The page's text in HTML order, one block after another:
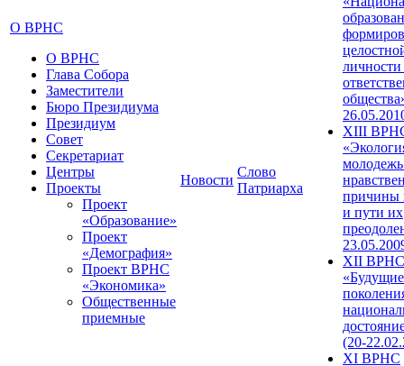
О ВРНС
О ВРНС
Глава Собора
Заместители
Бюро Президиума
Президиум
Совет
Секретариат
Центры
Проекты
Проект
«Образование»
Проект
«Демография»
Проект ВРНС
«Экономика»
Общественные
приемные
Новости
Слово
Патриарха
XIII
причины
и пути их
XII ВРНС
«Будущие
(20-
XI ВРНС